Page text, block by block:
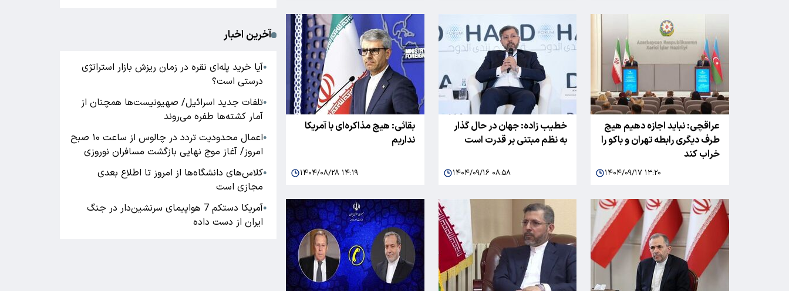
عراقچی: نباید اجازه دهیم هیچ
طرف دیگری رابطه تهران و باکو را
خراب کند
۱۴۰۴/۰۹/۱۷ ۱۳:۲۰
خطیب زاده: جهان در حال گذار
به نظم مبتنی بر قدرت است
۱۴۰۴/۰۹/۱۶ ۰۸:۵۸
بقائی: هیچ مذاکره‌ای با آمریکا
نداریم
۱۴۰۴/۰۸/۲۸ ۱۴:۱۹
آخرین اخبار
●آیا خرید پله‌ای نقره در زمان ریزش بازار استراتژی
درستی است؟
●تلفات جدید اسرائیل/ صهیونیست‌ها همچنان از
آمار کشته‌ها طفره می‌روند
●
اعمال محدودیت تردد در چالوس از ساعت ۱۰ صبح
امروز/ آغاز موج نهایی بازگشت مسافران نوروزی
●کلاس‌های دانشگاه‌ها از امروز تا اطلاع بعدی
مجازی است
●
آمریکا دستکم 7 هواپیمای سرنشین‌دار در جنگ
ایران از دست داده